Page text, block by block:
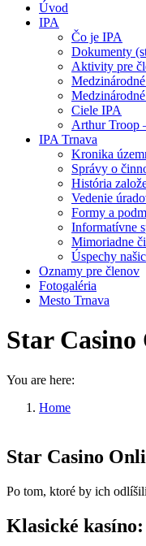
Úvod
IPA
Čo je IPA
Dokumenty
Aktivity pre
Ciele IPA
Arthur Troop
IPA Trnava
Kronika
Správy o
História
Vedenie
Formy a
Informatívne
Mimoriadne
Úspechy
Oznamy pre členov
Fotogaléria
Mesto Trnava
Star
You are here:
Home
Star Casino
Po tom, ktoré by ich
Klasické